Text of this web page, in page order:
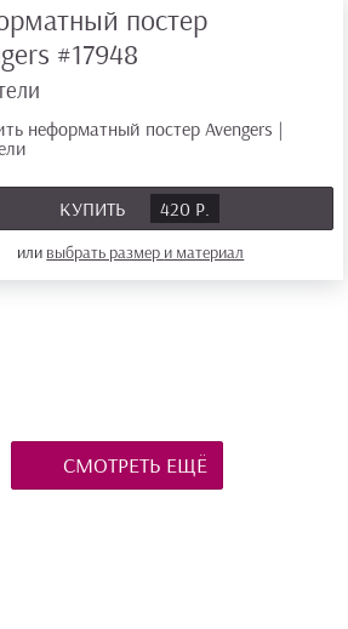
постер
#17948
КУПИТЬ 420 Р.
или выбрать размер и материал
СМОТРЕТЬ ЕЩЁ